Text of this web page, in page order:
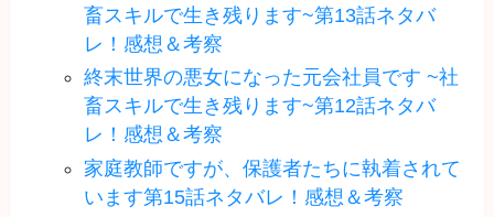
畜スキルで生き残ります~第13話ネタバ
レ！感想＆考察
終末世界の悪女になった元会社員です ~社
畜スキルで生き残ります~第12話ネタバ
レ！感想＆考察
家庭教師ですが、保護者たちに執着されて
います第15話ネタバレ！感想＆考察